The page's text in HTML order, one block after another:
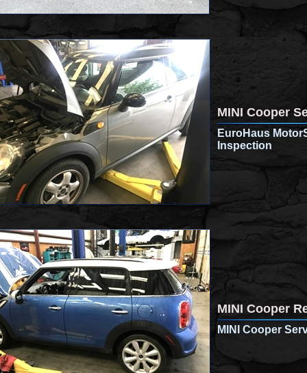
MINI Cooper
EuroHaus
Inspection
MINI Cooper
MINI Cooper